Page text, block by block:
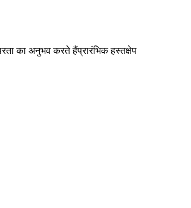
का अनुभव करते हैंप्रारंभिक हस्तक्षेप